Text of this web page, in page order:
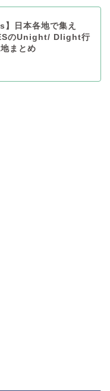
】日本各地で集え
のUnight/ Dlight行
まとめ